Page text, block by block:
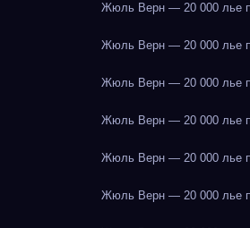
Жюль Верн — 20 000 лье
Жюль Верн — 20 000 лье
Жюль Верн — 20 000 лье
Жюль Верн — 20 000 лье
Жюль Верн — 20 000 лье
Жюль Верн — 20 000 лье